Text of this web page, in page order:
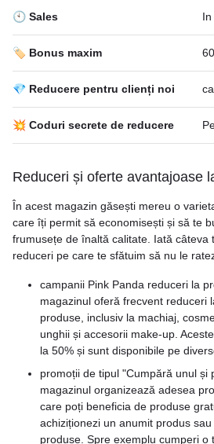
🕙 Sales
🏷️ Bonus maxim
💎 Reducere pentru clienți noi
💥 Coduri secrete de reducere
Reduceri și oferte avantajoase
În acest magazin găsești mereu o
care îți permit să economisești și să te
frumusețe de înaltă calitate. Iată câteva
reduceri pe care te sfătuim să nu le
campanii Pink Panda reduceri la
magazinul oferă frecvent reduceri
produse, inclusiv la machiaj,
unghii și accesorii make-up.
la 50% și sunt disponibile pe
promoții de tipul "Cumpără unul și
magazinul organizează adesea
care poți beneficia de produse
achiziționezi un anumit produs
produse. Spre exemplu cumperi o